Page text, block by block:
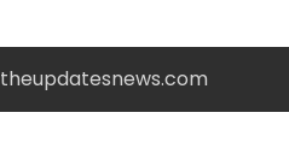
theupdatesnews.com